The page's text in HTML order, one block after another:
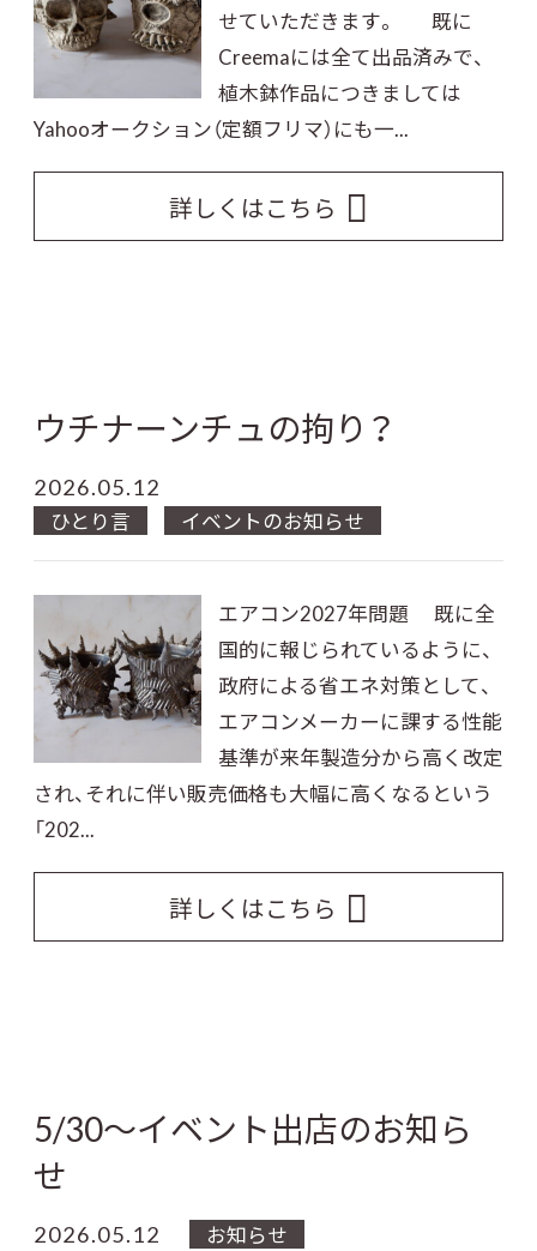
せていただきます。 既に
Creemaには全て出品済みで、
植木鉢作品につきましては
Yahooオークション（定額フリマ）にも一...
詳しくはこちら
ウチナーンチュの拘り？
2026.05.12
ひとり言 イベントのお知らせ
エアコン2027年問題 既に全
国的に報じられているように、
政府による省エネ対策として、
エアコンメーカーに課する性能
基準が来年製造分から高く改定
され、それに伴い販売価格も大幅に高くなるという
「202...
詳しくはこちら
5/30～イベント出店のお知ら
せ
2026.05.12 お知らせ